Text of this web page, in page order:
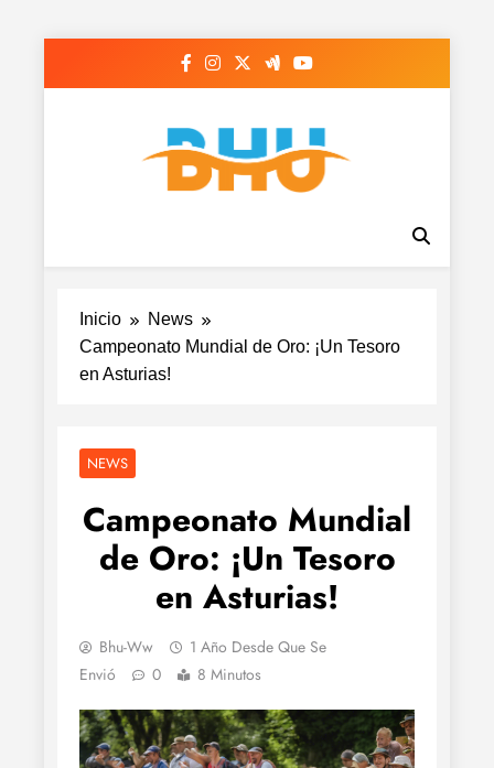
Inicio
News
Campeonato Mundial de Oro: ¡Un Tesoro
en Asturias!
NEWS
Campeonato Mundial
de Oro: ¡Un Tesoro
en Asturias!
Bhu-Ww
1 Año Desde Que Se
Envió
0 8 Minutos